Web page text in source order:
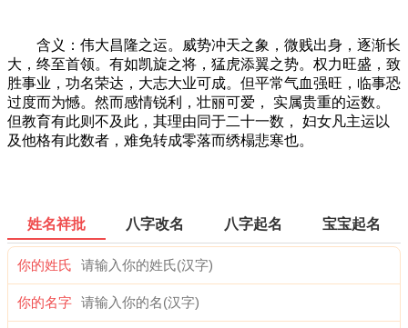
含义：伟大昌隆之运。威势冲天之象，微贱出身，逐渐长
大，终至首领。有如凯旋之将，猛虎添翼之势。权力旺盛，致
胜事业，功名荣达，大志大业可成。但平常气血强旺，临事恐
过度而为憾。然而感情锐利，壮丽可爱， 实属贵重的运数。
但教育有此则不及此，其理由同于二十一数， 妇女凡主运以
及他格有此数者，难免转成零落而绣榻悲寒也。
姓名祥批 八字改名 八字起名 宝宝起名
你的姓氏
你的名字